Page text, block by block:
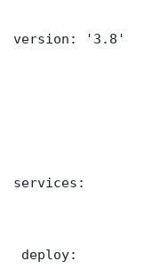
version: '3.8'
services:
deploy: